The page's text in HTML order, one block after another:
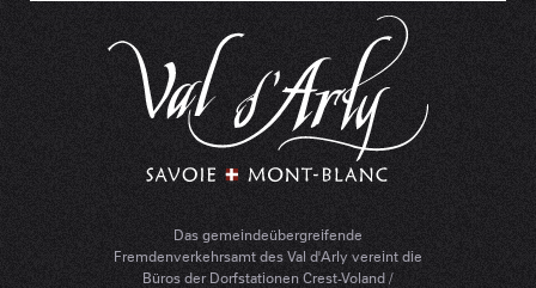
Das gemeindeübergreifende
Fremdenverkehrsamt des Val d'Arly vereint die
Büros der Dorfstationen Crest-Voland /